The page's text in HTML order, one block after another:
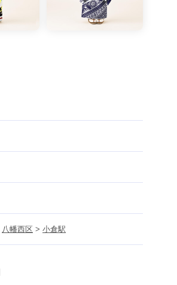
八幡西区 > 小倉駅